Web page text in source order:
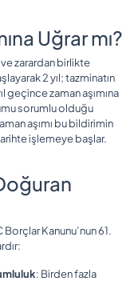
Uğrar mı?
zarardan birlikte
2 yıl; tazminatın
geçince zaman aşımına
sorumlu olduğu
aşımı bu bildirimin
işlemeye başlar.
Kanunu’nun 61.
: Birden fazla